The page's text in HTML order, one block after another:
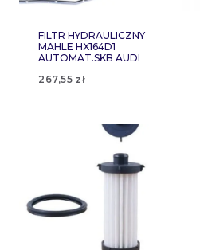
FILTR HYDRAULICZNY
MAHLE HX164D1
AUTOMAT.SKB AUDI
267,55 zł